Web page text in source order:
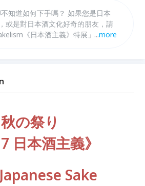
知道如何下手嗎？ 如果您是日本
或是對日本酒文化好奇的朋友，請
《日本酒主義》特展」的盛
...more
秋の祭り
日本酒主義》
Sake